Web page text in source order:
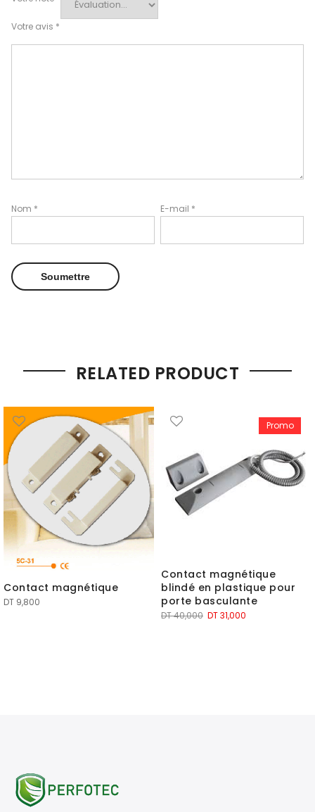
Votre avis *
Nom * E-mail *
RELATED PRODUCT
Contact magnétique
DT 9,800
Promo
Contact magnétique
blindé en plastique pour
porte basculante
DT40,000 Le
DT31,000